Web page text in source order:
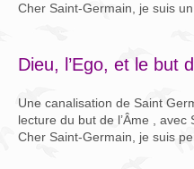
Cher Saint-Germain, je suis
Dieu, l’Ego, et le but
Une canalisation de Saint
lecture du but de l’Âme ,
Cher Saint-Germain, je suis